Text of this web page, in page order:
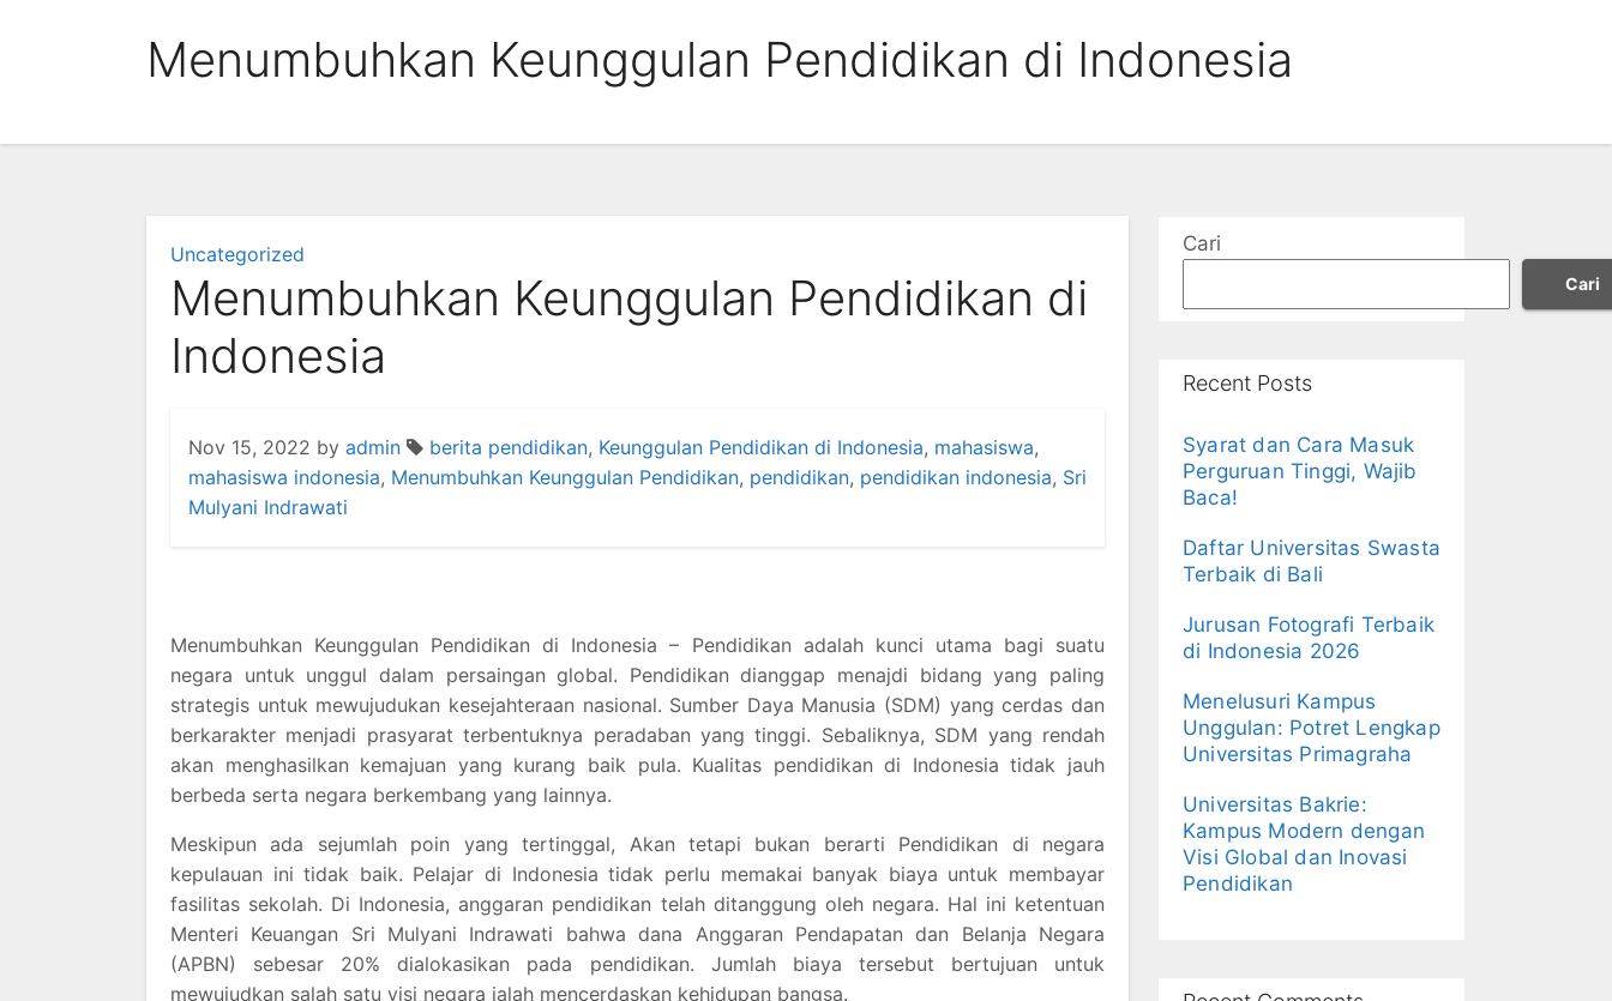
Menumbuhkan Keunggulan Pendidikan di Indonesia
Uncategorized
Menumbuhkan Keunggulan Pendidikan di
Indonesia
Nov 15, 2022 by admin berita pendidikan, Keunggulan Pendidikan di Indonesia, mahasiswa,
mahasiswa indonesia, Menumbuhkan Keunggulan Pendidikan, pendidikan, pendidikan indonesia, Sri
Mulyani Indrawati
Menumbuhkan Keunggulan Pendidikan di Indonesia – Pendidikan adalah kunci utama bagi suatu
negara untuk unggul dalam persaingan global. Pendidikan dianggap menajdi bidang yang paling
strategis untuk mewujudukan kesejahteraan nasional. Sumber Daya Manusia (SDM) yang cerdas dan
berkarakter menjadi prasyarat terbentuknya peradaban yang tinggi. Sebaliknya, SDM yang rendah
akan menghasilkan kemajuan yang kurang baik pula. Kualitas pendidikan di Indonesia tidak jauh
berbeda serta negara berkembang yang lainnya.
Meskipun ada sejumlah poin yang tertinggal, Akan tetapi bukan berarti Pendidikan di negara
kepulauan ini tidak baik. Pelajar di Indonesia tidak perlu memakai banyak biaya untuk membayar
fasilitas sekolah. Di Indonesia, anggaran pendidikan telah ditanggung oleh negara. Hal ini ketentuan
Menteri Keuangan Sri Mulyani Indrawati bahwa dana Anggaran Pendapatan dan Belanja Negara
(APBN) sebesar 20% dialokasikan pada pendidikan. Jumlah biaya tersebut bertujuan untuk
mewujudkan salah satu visi negara ialah mencerdaskan kehidupan bangsa.
Cari
Cari
Recent Posts
Syarat dan Cara Masuk
Perguruan Tinggi, Wajib
Baca!
Daftar Universitas Swasta
Terbaik di Bali
Jurusan Fotografi Terbaik
di Indonesia 2026
Menelusuri Kampus
Unggulan: Potret Lengkap
Universitas Primagraha
Universitas Bakrie:
Kampus Modern dengan
Visi Global dan Inovasi
Pendidikan